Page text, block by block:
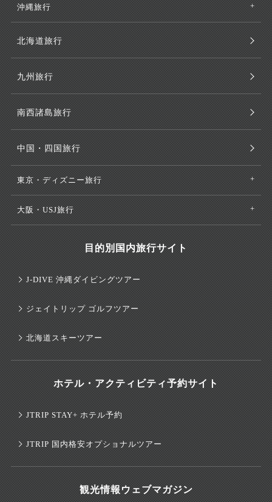
沖縄旅行
北海道旅行
九州旅行
南西諸島旅行
中国・四国旅行
東京・ディズニー旅行
大阪・USJ旅行
目的別国内旅行サイト
J-DIVE 沖縄ダイビングツアー
ジェイトリップ ゴルフツアー
北海道スキーツアー
ホテル・アクティビティ予約サイト
JTRIP STAY+ ホテル予約
JTRIP 国内格安オプショナルツアー
観光情報ウェブマガジン